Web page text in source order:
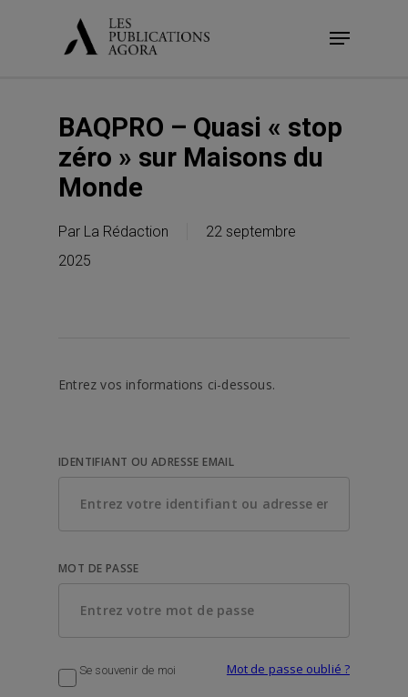
Menu
BAQPRO – Quasi « stop
zéro » sur Maisons du
Monde
Par La Rédaction
22 septembre
2025
Entrez vos informations ci-dessous.
IDENTIFIANT OU ADRESSE EMAIL
MOT DE PASSE
Se souvenir de moi Mot de passe oublié ?